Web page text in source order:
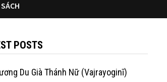
SÁCH
POSTS
Du Già Thánh Nữ (Vajrayoginī)